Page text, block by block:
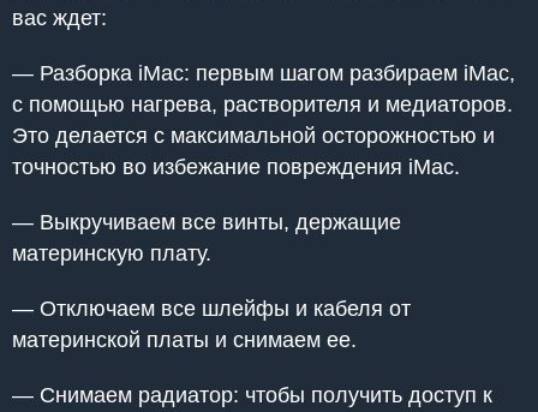
вас ждет:
— Разборка iMac: первым шагом разбираем iMac,
с помощью нагрева, растворителя и медиаторов.
Это делается с максимальной осторожностью и
точностью во избежание повреждения iMac.
— Выкручиваем все винты, держащие
материнскую плату.
— Отключаем все шлейфы и кабеля от
материнской платы и снимаем ее.
— Снимаем радиатор: чтобы получить доступ к